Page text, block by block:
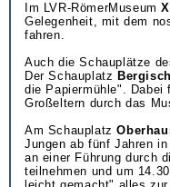
Im LVR-RömerMuseum
Gelegenheit, mit dem
fahren.
Auch die Schauplätze
Der Schauplatz
die Papiermühle". Dabei
Großeltern durch das
Am Schauplatz
Jungen ab fünf Jahren
an einer Führung durch
teilnehmen und um